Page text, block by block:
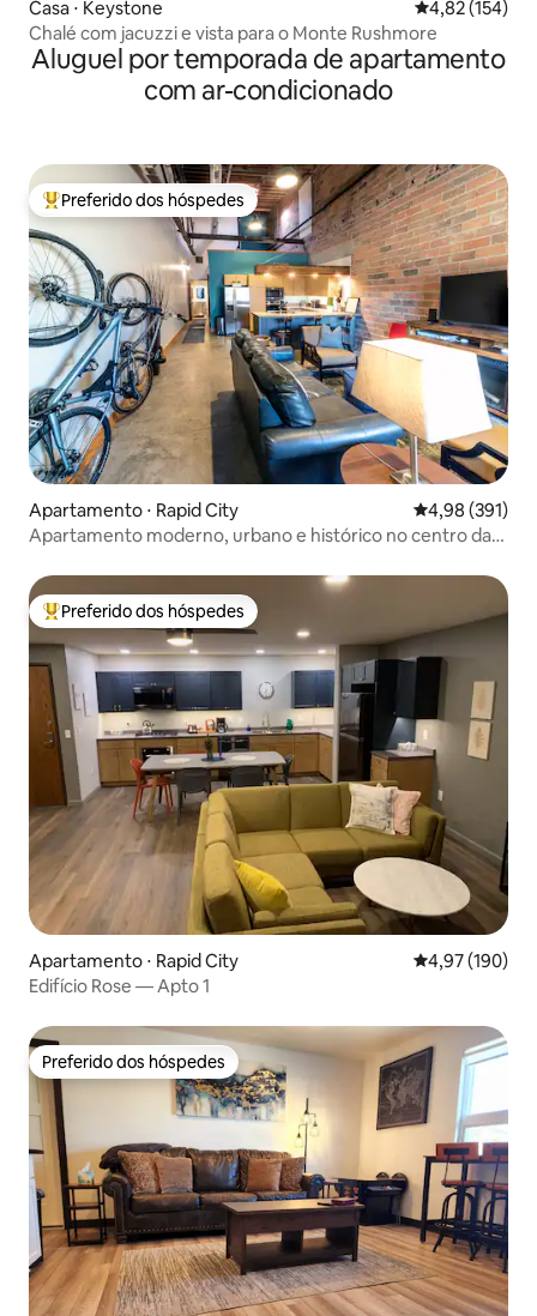
Casa ⋅ Keystone 4,82 de uma
4,82 (154)
Chalé com jacuzzi e vista para o Monte Rushmore
Aluguel por temporada de apartamento
com ar-condicionado
Entre os melhores preferidos dos hóspedes
Preferido dos hóspedes
Apartamento ⋅ Rapid City 4,98 de uma
4,98 (391)
Apartamento moderno, urbano e histórico no centro da
Entre os melhores preferidos dos hóspedes
Preferido dos hóspedes
Apartamento ⋅ Rapid City 4,97 de uma
4,97 (190)
Edifício Rose — Apto 1
Preferido dos hóspedes
Preferido dos hóspedes